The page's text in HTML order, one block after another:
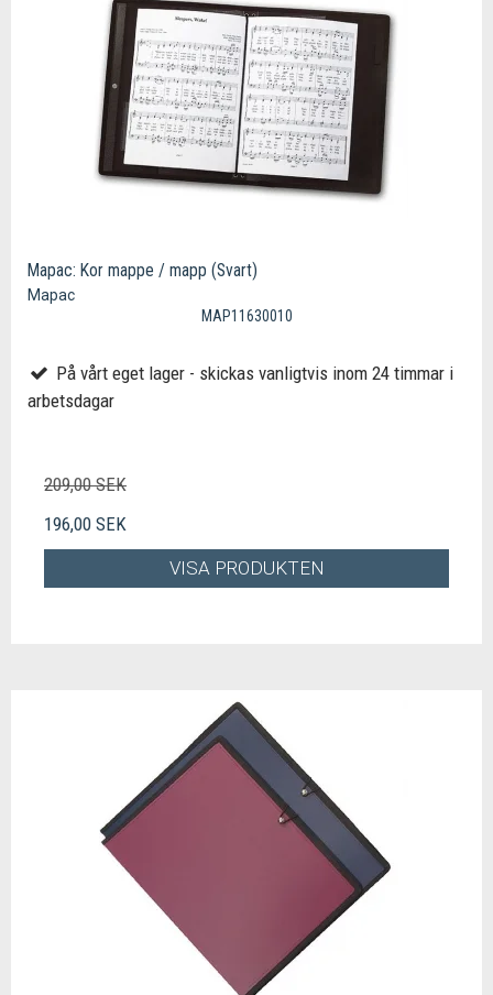
Mapac: Kor mappe / mapp (Svart)
Mapac
MAP11630010
På vårt eget lager - skickas vanligtvis inom 24 timmar i
arbetsdagar
209,00 SEK
196,00 SEK
VISA PRODUKTEN